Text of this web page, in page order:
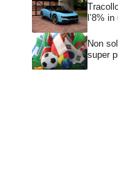
l’8%
Non
super